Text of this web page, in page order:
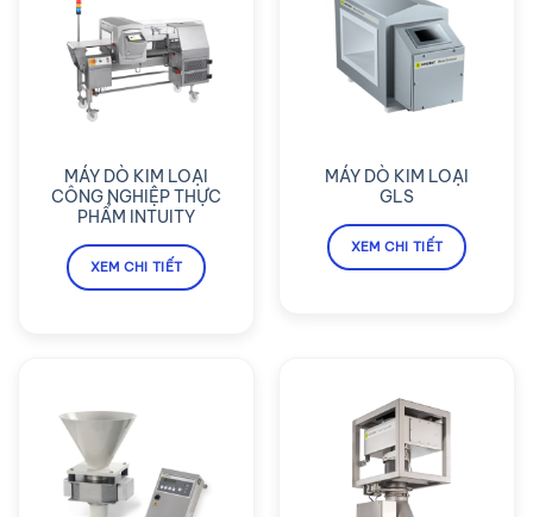
MÁY DÒ KIM LOẠI
CÔNG NGHIỆP THỰC
PHẨM INTUITY
XEM CHI TIẾT
MÁY DÒ KIM LOẠI
GLS
XEM CHI TIẾT